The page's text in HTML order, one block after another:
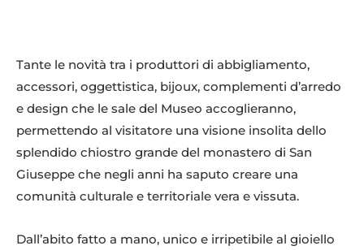
Tante le novità tra i produttori di abbigliamento,
accessori, oggettistica, bijoux, complementi d’arredo
e design che le sale del Museo accoglieranno,
permettendo al visitatore una visione insolita dello
splendido chiostro grande del monastero di San
Giuseppe che negli anni ha saputo creare una
comunità culturale e territoriale vera e vissuta.
Dall’abito fatto a mano, unico e irripetibile al gioiello